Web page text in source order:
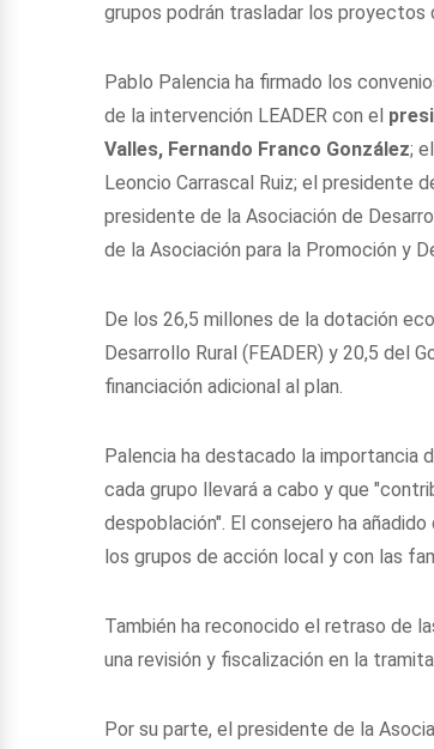
grupos podrán trasladar los proyectos
Pablo Palencia ha firmado los
de la intervención LEADER con el
Valles, Fernando Franco González;
Leoncio Carrascal Ruiz; el presidente
presidente de la Asociación de
de la Asociación para la Promoción y
De los 26,5 millones de la dotación
Desarrollo Rural (FEADER) y 20,5 del
financiación adicional al plan.
Palencia ha destacado la
cada grupo llevará a cabo y que
despoblación". El consejero ha
los grupos de acción local y con las
También ha reconocido el retraso de
una revisión y fiscalización en la
Por su parte, el presidente de la